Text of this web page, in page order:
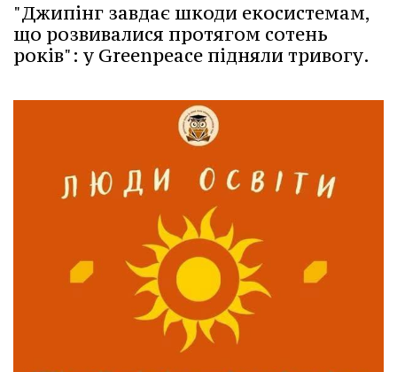
"Джипінг завдає шкоди екосистемам,
що розвивалися протягом сотень
років": у Greenpeace підняли тривогу.